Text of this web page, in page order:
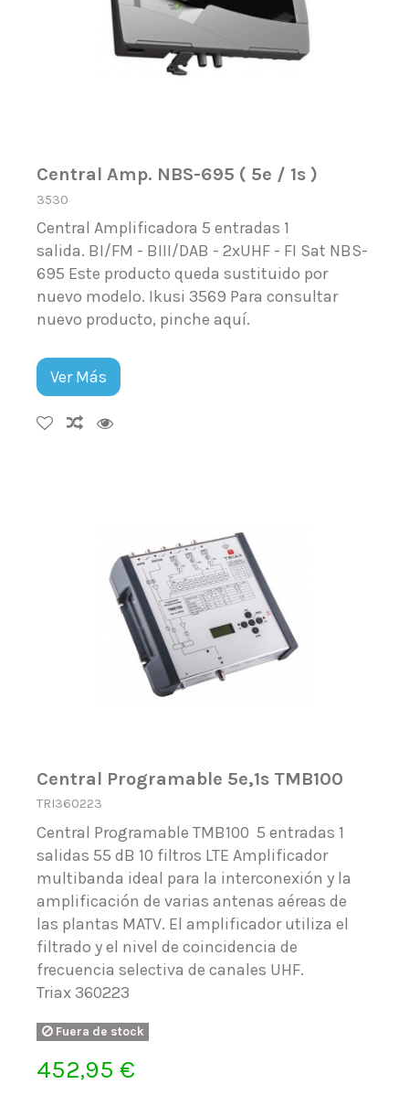
Central Amp. NBS-695 ( 5e / 1s )
3530
Central Amplificadora 5 entradas 1
salida. BI/FM - BIII/DAB - 2xUHF - FI Sat NBS-
695 Este producto queda sustituido por
nuevo modelo. Ikusi 3569 Para consultar
nuevo producto, pinche aquí.
Ver Más
Central Programable 5e,1s TMB100
TRI360223
Central Programable TMB100 5 entradas 1
salidas 55 dB 10 filtros LTE Amplificador
multibanda ideal para la interconexión y la
amplificación de varias antenas aéreas de
las plantas MATV. El amplificador utiliza el
filtrado y el nivel de coincidencia de
frecuencia selectiva de canales UHF.
Triax 360223
Fuera de stock
452,95 €